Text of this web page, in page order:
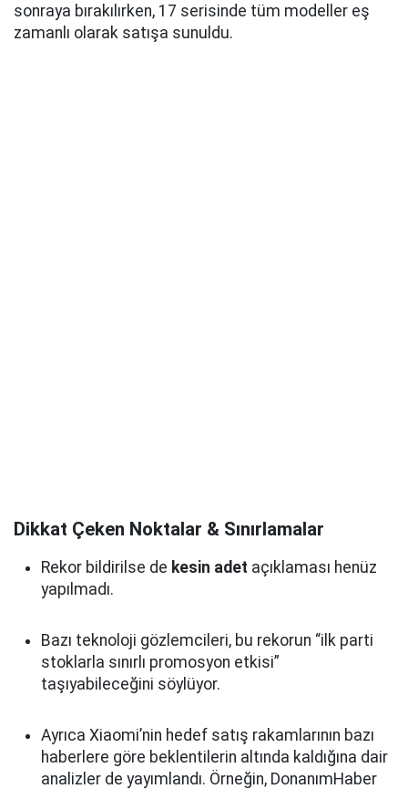
sonraya bırakılırken, 17 serisinde tüm modeller eş
zamanlı olarak satışa sunuldu.
Dikkat Çeken Noktalar & Sınırlamalar
Rekor bildirilse de kesin adet açıklaması henüz
yapılmadı.
Bazı teknoloji gözlemcileri, bu rekorun “ilk parti
stoklarla sınırlı promosyon etkisi”
taşıyabileceğini söylüyor.
Ayrıca Xiaomi’nin hedef satış rakamlarının bazı
haberlere göre beklentilerin altında kaldığına dair
analizler de yayımlandı. Örneğin, DonanımHaber